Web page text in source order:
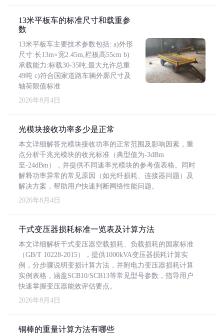
13米平板车的标准尺寸和载重参
数
13米平板车主要技术参数包括: a)外形
尺寸:长13m×宽2.45m,栏板高55cm b)
承载能力:标载30-35吨,最大允许总重
49吨 c)符合国家道路车辆外廓尺寸及
轴荷限值标准
2026年8月4日
光模块接收功率多少是正常
本文详细解答光模块接收功率的正常范围及影响因素，重
点分析千兆光模块的收光标准（典型值为-3dBm
至-24dBm），并提供不同速率光模块的参考值表格。同时
解释功率异常的常见原因（如光纤损耗、连接器问题）及
解决方案，帮助用户快速判断网络性能问题。
2026年8月4日
干式变压器损耗标准一览表及计算方法
本文详细解析干式变压器空载损耗、负载损耗的国家标准
（GB/T 10228-2015），提供1000kVA变压器损耗计算实
例，分步骤说明变损计算方法，并附电力变压器损耗计算
实例表格，涵盖SCB10/SCB13等常见型号参数，指导用户
快速掌握变压器能效评估要点。
2026年8月4日
铜棒的重量计算方法有哪些